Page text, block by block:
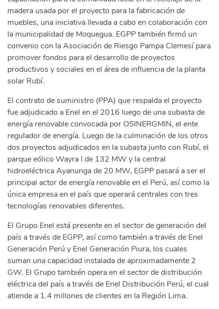
madera usada por el proyecto para la fabricación de
muebles, una iniciativa llevada a cabo en colaboración con
la municipalidad de Moquegua. EGPP también firmó un
convenio con la Asociación de Riesgo Pampa Clemesí para
promover fondos para el desarrollo de proyectos
productivos y sociales en el área de influencia de la planta
solar Rubí.
El contrato de suministro (PPA) que respalda el proyecto
fue adjudicado a Enel en el 2016 luego de una subasta de
energía renovable convocada por OSINERGMIN, el ente
regulador de energía. Luego de la culminación de los otros
dos proyectos adjudicados en la subasta junto con Rubí, el
parque eólico Wayra I de 132 MW y la central
hidroeléctrica Ayanunga de 20 MW, EGPP pasará a ser el
principal actor de energía renovable en el Perú, así como la
única empresa en el país que operará centrales con tres
tecnologías renovables diferentes.
El Grupo Enel está presente en el sector de generación del
país a través de EGPP, así como también a través de Enel
Generación Perú y Enel Generación Piura, los cuales
suman una capacidad instalada de aproximadamente 2
GW. El Grupo también opera en el sector de distribución
eléctrica del país a través de Enel Distribución Perú, el cual
atiende a 1.4 millones de clientes en la Región Lima.